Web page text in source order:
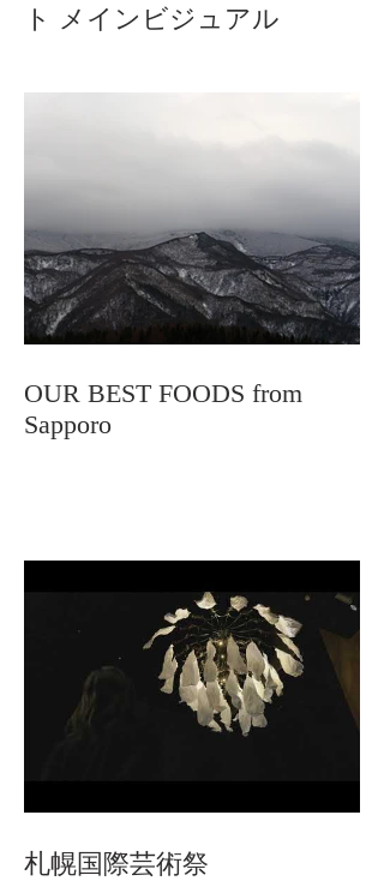
ト メインビジュアル
OUR BEST FOODS from
Sapporo
札幌国際芸術祭